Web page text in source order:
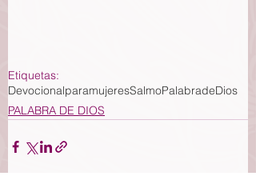
Etiquetas:
DevocionalparamujeresSalmoPalabradeDios
PALABRA DE DIOS